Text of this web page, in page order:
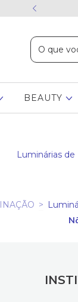
BEAUTY
Luminárias
>